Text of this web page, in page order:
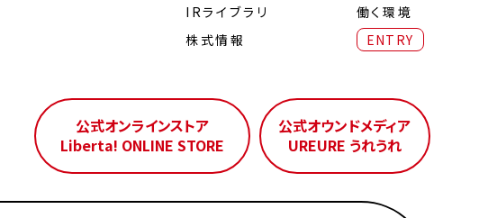
IRライブラリ
株式情報
働く環境
ENTRY
公式オンラインストア
Liberta! ONLINE STORE
公式オウンドメディア
UREURE うれうれ